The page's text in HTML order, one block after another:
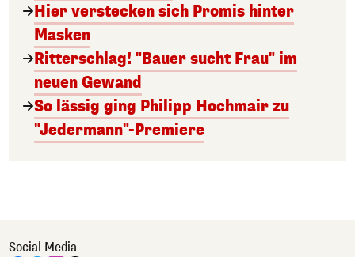
Hier verstecken sich Promis hinter
Masken
Ritterschlag! "Bauer sucht Frau" im
neuen Gewand
So lässig ging Philipp Hochmair zu
"Jedermann"-Premiere
Social Media